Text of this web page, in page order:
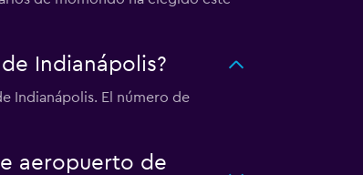
Indianápolis?
Indianápolis. El número de
aeropuerto de